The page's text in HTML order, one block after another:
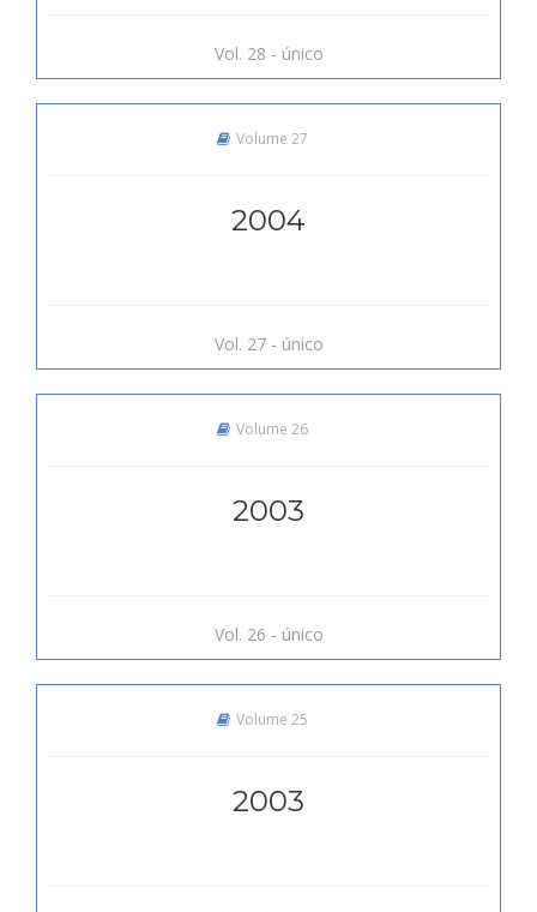
Vol. 28 - único
Volume 27
2004
Vol. 27 - único
Volume 26
2003
Vol. 26 - único
Volume 25
2003